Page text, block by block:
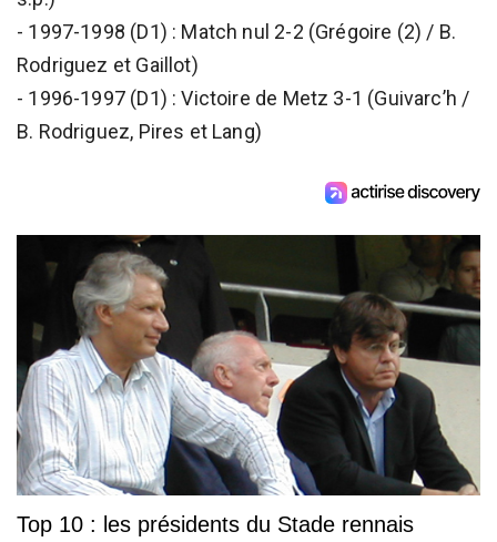
- 1997-1998 (D1) : Match nul 2-2 (Grégoire (2) / B.
Rodriguez et Gaillot)
- 1996-1997 (D1) : Victoire de Metz 3-1 (Guivarc’h /
B. Rodriguez, Pires et Lang)
Top 10 : les présidents du Stade rennais